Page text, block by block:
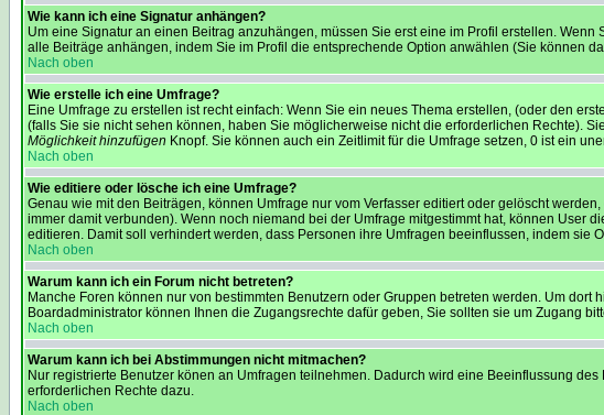
Wie kann ich eine Signatur anhängen?
Um eine Signatur an einen Beitrag anzuhängen, müssen Sie erst eine im Profil erstellen. Wenn
alle Beiträge anhängen, indem Sie im Profil die entsprechende Option anwählen (Sie können
Nach oben
Wie erstelle ich eine Umfrage?
Eine Umfrage zu erstellen ist recht einfach: Wenn Sie ein neues Thema erstellen, (oder den
(falls Sie sie nicht sehen können, haben Sie möglicherweise nicht die erforderlichen Rechte).
Möglichkeit hinzufügen Knopf. Sie können auch ein Zeitlimit für die Umfrage setzen, 0 ist ein
Nach oben
Wie editiere oder lösche ich eine Umfrage?
Genau wie mit den Beiträgen, können Umfrage nur vom Verfasser editiert oder gelöscht
immer damit verbunden). Wenn noch niemand bei der Umfrage mitgestimmt hat, können User
editieren. Damit soll verhindert werden, dass Personen ihre Umfragen beeinflussen, indem sie
Nach oben
Warum kann ich ein Forum nicht betreten?
Manche Foren können nur von bestimmten Benutzern oder Gruppen betreten werden. Um
Boardadministrator können Ihnen die Zugangsrechte dafür geben, Sie sollten sie um Zugang
Nach oben
Warum kann ich bei Abstimmungen nicht mitmachen?
Nur registrierte Benutzer könen an Umfragen teilnehmen. Dadurch wird eine Beeinflussung
erforderlichen Rechte dazu.
Nach oben